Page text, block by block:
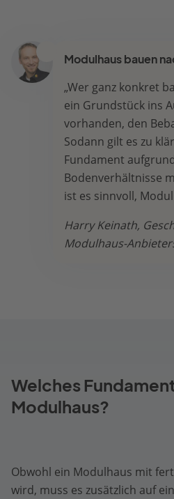
Modulhaus bauen
„Wer ganz konkret
ein Grundstück ins
vorhanden, den
Sodann gilt es zu
Fundament
Bodenverhältnisse
ist es sinnvoll,
Harry Keinath,
Modulhaus-
Welches
Modulhaus?
Obwohl ein Modulhaus mit
wird, muss es zusätzlich auf